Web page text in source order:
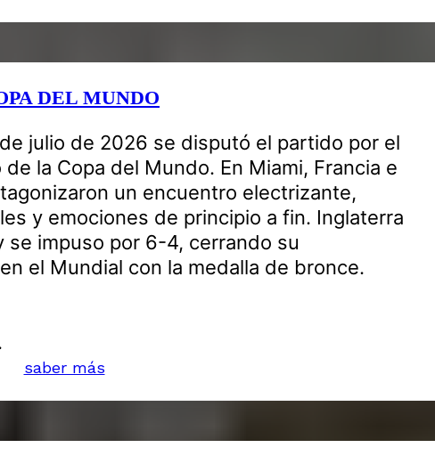
DEL MUNDO
julio de 2026 se disputó el partido por el
la Copa del Mundo. En Miami, Francia e
un encuentro electrizante,
y emociones de principio a fin. Inglaterra
se impuso por 6-4, cerrando su
el Mundial con la medalla de bronce.
saber más